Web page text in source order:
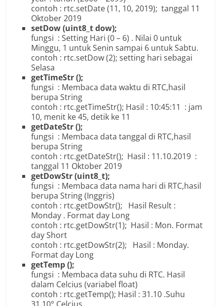
contoh : rtc.setDate (11, 10, 2019); tanggal 11
Oktober 2019
setDow (uint8_t dow);
fungsi : Setting Hari (0 – 6) . Nilai 0 untuk
Minggu, 1 untuk Senin sampai 6 untuk Sabtu.
contoh : rtc.setDow (2); setting hari sebagai
Selasa
getTimeStr ();
fungsi : Membaca data waktu di RTC,hasil
berupa String
contoh : rtc.getTimeStr(); Hasil : 10:45:11 : jam
10, menit ke 45, detik ke 11
getDateStr ();
fungsi : Membaca data tanggal di RTC,hasil
berupa String
contoh : rtc.getDateStr(); Hasil : 11.10.2019 :
tanggal 11 Oktober 2019
getDowStr (uint8_t);
fungsi : Membaca data nama hari di RTC,hasil
berupa String (Inggris)
contoh : rtc.getDowStr(); Hasil Result :
Monday . Format day Long
contoh : rtc.getDowStr(1); Hasil : Mon. Format
day Short
contoh : rtc.getDowStr(2); Hasil : Monday.
Format day Long
getTemp ();
fungsi : Membaca data suhu di RTC. Hasil
dalam Celcius (variabel float)
contoh : rtc.getTemp(); Hasil : 31.10 .Suhu
31.10° Celcius